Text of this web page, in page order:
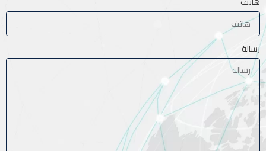
رسالة